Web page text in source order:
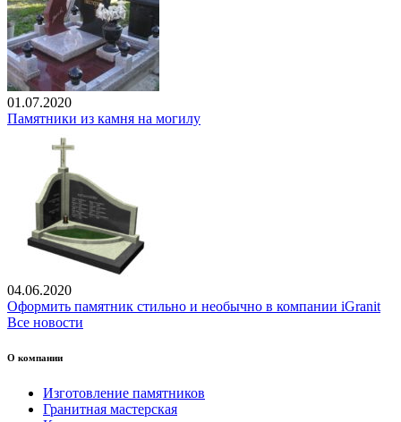
01.07.2020
Памятники из камня на могилу
04.06.2020
Оформить памятник стильно и необычно в компании iGranit
Все новости
О компании
Изготовление памятников
Гранитная мастерская